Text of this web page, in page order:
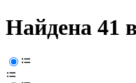
Найдена 41